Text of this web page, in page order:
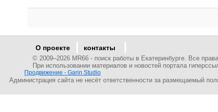
О проекте контакты
© 2009–2026 MR66 - поиск работы в Екатеринбурге. Все
При использовании материалов и новостей портала
Продвижение - Garin Studio
Администрация сайта не несёт ответственности за размещаемый